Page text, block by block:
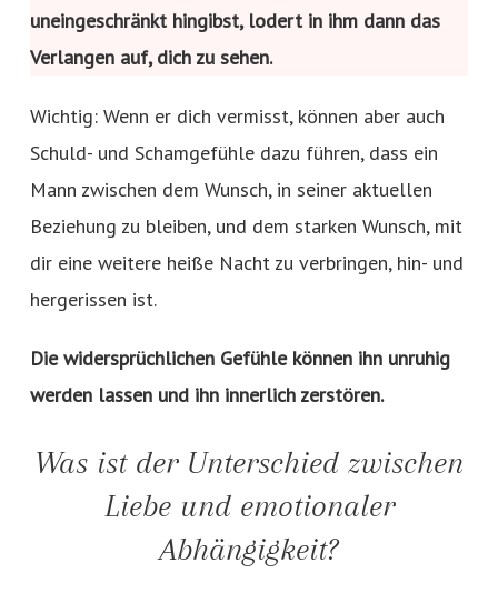
uneingeschränkt hingibst, lodert in ihm dann das
Verlangen auf, dich zu sehen.
Wichtig: Wenn er dich vermisst, können aber auch
Schuld- und Schamgefühle dazu führen, dass ein
Mann zwischen dem Wunsch, in seiner aktuellen
Beziehung zu bleiben, und dem starken Wunsch, mit
dir eine weitere heiße Nacht zu verbringen, hin- und
hergerissen ist.
Die widersprüchlichen Gefühle können ihn unruhig
werden lassen und ihn innerlich zerstören.
Was ist der Unterschied zwischen
Liebe und emotionaler
Abhängigkeit?